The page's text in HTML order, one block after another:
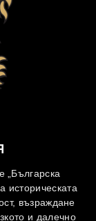
„Българска
историческата
възраждане
и далечно